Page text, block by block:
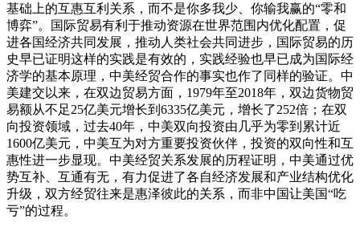
基础上的互惠互利关系，而不是你多我少、你输我赢的“零和
博弈”。国际贸易有利于推动资源在世界范围内优化配置，促
进各国经济共同发展，推动人类社会共同进步，国际贸易的历
史早已证明这样的实践是有效的，实践经验也早已成为国际经
济学的基本原理，中美经贸合作的事实也作了同样的验证。中
美建交以来，在双边贸易方面，1979年至2018年，双边货物贸
易额从不足25亿美元增长到6335亿美元，增长了252倍；在双
向投资领域，过去40年，中美双向投资由几乎为零到累计近
1600亿美元，中美互为对方重要投资伙伴，投资的双向性和互
惠性进一步显现。中美经贸关系发展的历程证明，中美通过优
势互补、互通有无，有力促进了各自经济发展和产业结构优化
升级，双方经贸往来是惠泽彼此的关系，而非中国让美国“吃
亏”的过程。